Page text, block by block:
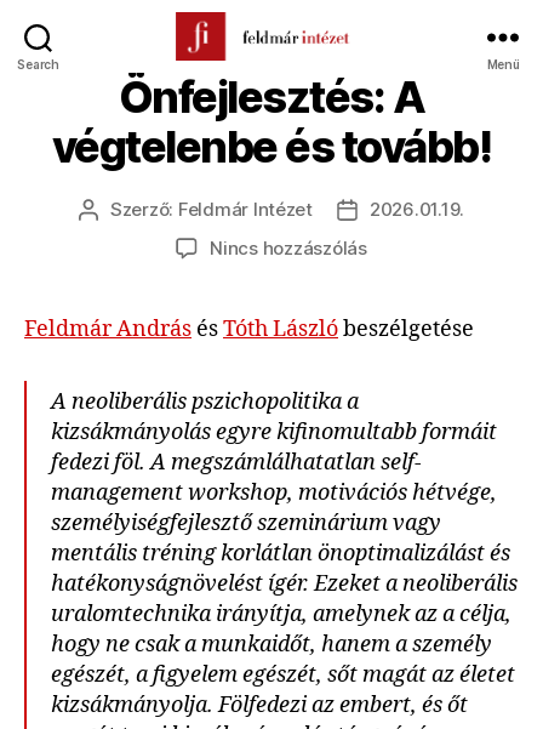
Search
Feldmár
Intézet
Menü
Önfejlesztés: A
végtelenbe és tovább!
Bejegyzés
Szerző: Feldmár Intézet
Bejegyzés
dátuma
2026.01.19.
Nincs hozzászólása(z)
végtelenbe
Feldmár András ésTóth Lászlóbeszélgetése
A neoliberális pszichopolitika a
kizsákmányolás egyre kifinomultabb formáit
fedezi föl. A megszámlálhatatlan self-
management workshop, motivációs hétvége,
személyiségfejlesztő szeminárium vagy
mentális tréning korlátlan önoptimalizálást és
hatékonyságnövelést ígér. Ezeket a neoliberális
uralomtechnika irányítja, amelynek az a célja,
hogy ne csak a munkaidőt, hanem a személy
egészét, a figyelem egészét, sőt magát az életet
kizsákmányolja. Fölfedezi az embert, és őt